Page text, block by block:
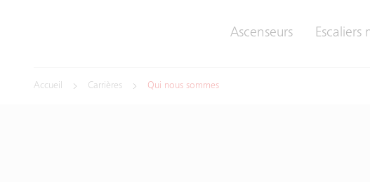
Ascenseurs
Accueil Carrières Qui nous sommes